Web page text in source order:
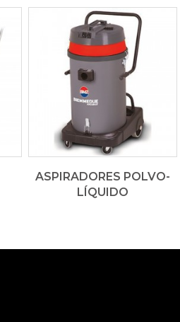
ASPIRADORES POLVO-
LÍQUIDO